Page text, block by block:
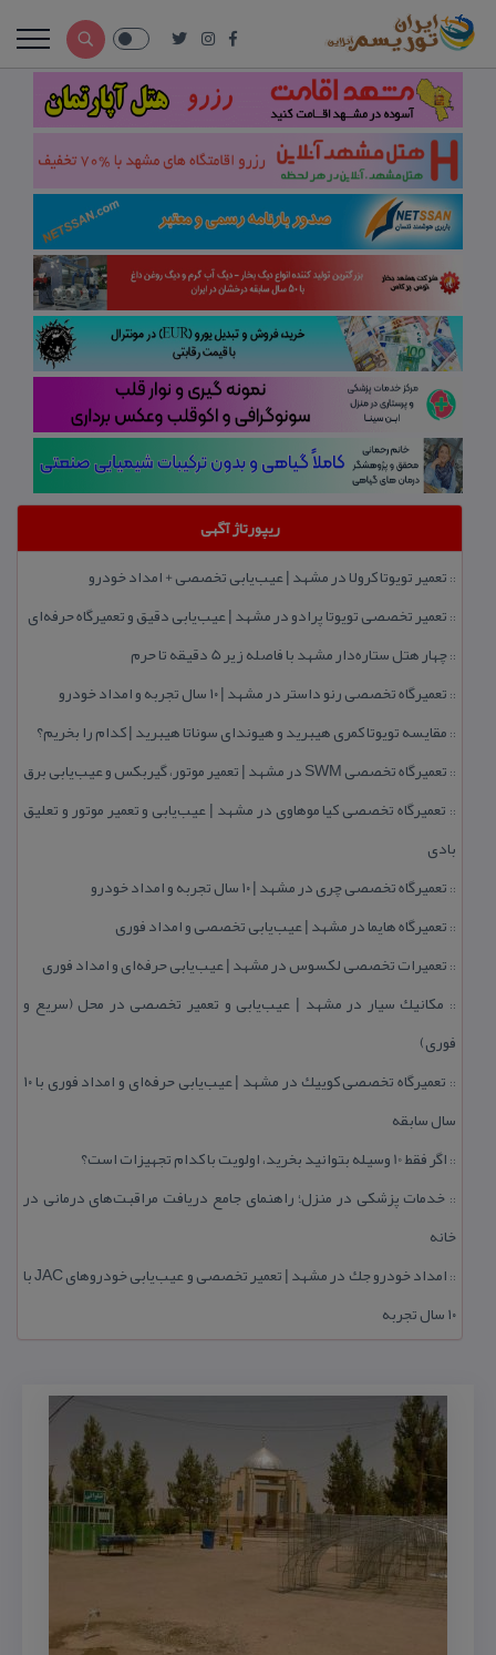
ریپورتاژ آگهی
:: تعمیر تویوتا كرولا در مشهد | عیب‌یابی تخصصی + امداد خودرو
:: تعمیر تخصصی تویوتا پرادو در مشهد | عیب‌یابی دقیق و تعمیرگاه حرفه‌ای
::چهار هتل‌ ستاره‌دار مشهد با فاصله زیر 5 دقیقه تا حرم
:: تعمیرگاه تخصصی رنو داستر در مشهد | ۱۰ سال تجربه و امداد خودرو
:: مقایسه تویوتا كمری هیبرید و هیوندای سوناتا هیبرید | كدام را بخریم؟
:: تعمیرگاه تخصصی SWM در مشهد | تعمیر موتور، گیربكس و عیب‌یابی برق
:: تعمیرگاه تخصصی كیا موهاوی در مشهد | عیب‌یابی و تعمیر موتور و تعلیق
بادی
:: تعمیرگاه تخصصی چری در مشهد | ۱۰ سال تجربه و امداد خودرو
:: تعمیرگاه هایما در مشهد | عیب‌یابی تخصصی و امداد فوری
:: تعمیرات تخصصی لكسوس در مشهد | عیب‌یابی حرفه‌ای و امداد فوری
:: مكانیك سیار در مشهد | عیب‌یابی و تعمیر تخصصی در محل (سریع و
فوری)
::
تعمیرگاه تخصصی كوییك در مشهد | عیب‌یابی حرفه‌ای و امداد فوری با ۱۰
سال سابقه
:: اگر فقط 10 وسیله بتوانید بخرید، اولویت با كدام تجهیزات است؟
:: خدمات پزشكی در منزل؛ راهنمای جامع دریافت مراقبت‌های درمانی در
خانه
::
امداد خودرو جك در مشهد | تعمیر تخصصی و عیب‌یابی خودروهای JAC با
۱۰ سال تجربه